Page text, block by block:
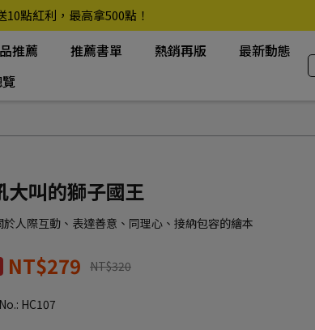
點紅利，最高拿500點！
推薦 推薦書單 熱銷再版
最新動態
大叫的獅子國王
於人際互動、表達善意、同理心、接納包容的繪本
NT$279 NT$320
HC107